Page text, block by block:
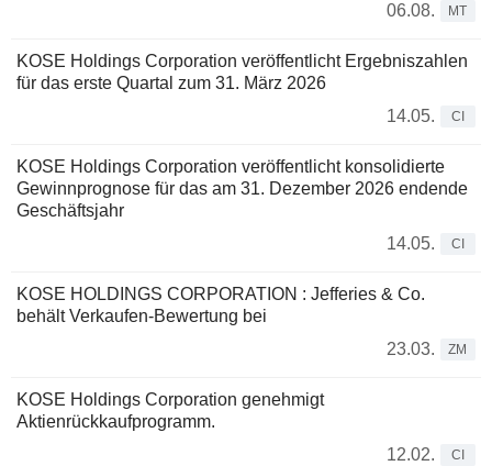
06.08.
MT
KOSE Holdings Corporation veröffentlicht Ergebniszahlen
für das erste Quartal zum 31. März 2026
14.05.
CI
KOSE Holdings Corporation veröffentlicht konsolidierte
Gewinnprognose für das am 31. Dezember 2026 endende
Geschäftsjahr
14.05.
CI
KOSE HOLDINGS CORPORATION : Jefferies & Co.
behält Verkaufen-Bewertung bei
23.03.
ZM
KOSE Holdings Corporation genehmigt
Aktienrückkaufprogramm.
12.02.
CI